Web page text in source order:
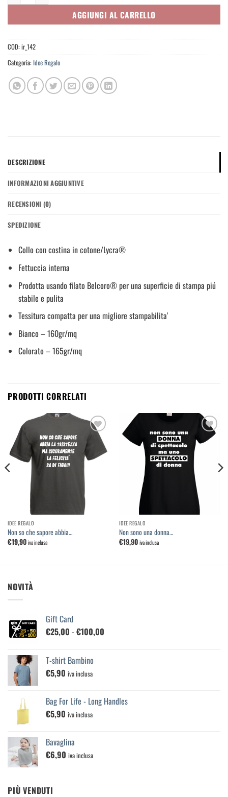
€19,90
AGGIUNGI AL CARRELLO
COD: ir_142
Categoria: Idee Regalo
DESCRIZIONE
INFORMAZIONI AGGIUNTIVE
RECENSIONI (0)
SPEDIZIONE
Collo con costina in cotone/Lycra®
Fettuccia interna
Prodotta usando filato Belcoro® per una superficie di stampa piú
stabile e pulita
Tessitura compatta per una migliore stampabilita'
Bianco – 160gr/mq
Colorato – 165gr/mq
PRODOTTI CORRELATI
Aggiungi
lista dei
desideri
IDEE REGALO
Non so che sapore abbia…
€19,90 iva inclusa
Aggiungi
alla
IDEE REGALO
Non sono una donna…
€19,90 iva inclusa
NOVITÀ
Gift Card
€25,00 -€100,00
€100,00
T-shirt Bambino
€5,90 iva inclusa
Bag For Life - Long Handles
€5,90 iva inclusa
Bavaglina
€6,90 iva inclusa
PIÙ VENDUTI